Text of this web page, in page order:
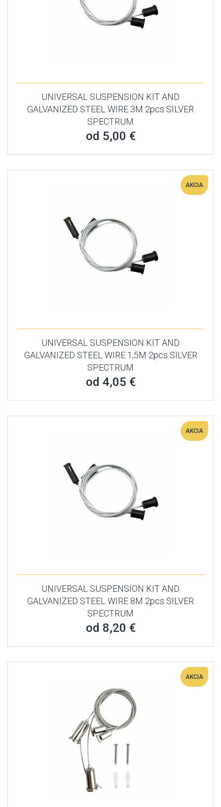
UNIVERSAL SUSPENSION KIT AND
GALVANIZED STEEL WIRE 3M 2pcs SILVER
SPECTRUM
od 5,00 €
AKCIA
UNIVERSAL SUSPENSION KIT AND
GALVANIZED STEEL WIRE 1,5M 2pcs SILVER
SPECTRUM
od 4,05 €
AKCIA
UNIVERSAL SUSPENSION KIT AND
GALVANIZED STEEL WIRE 8M 2pcs SILVER
SPECTRUM
od 8,20 €
AKCIA